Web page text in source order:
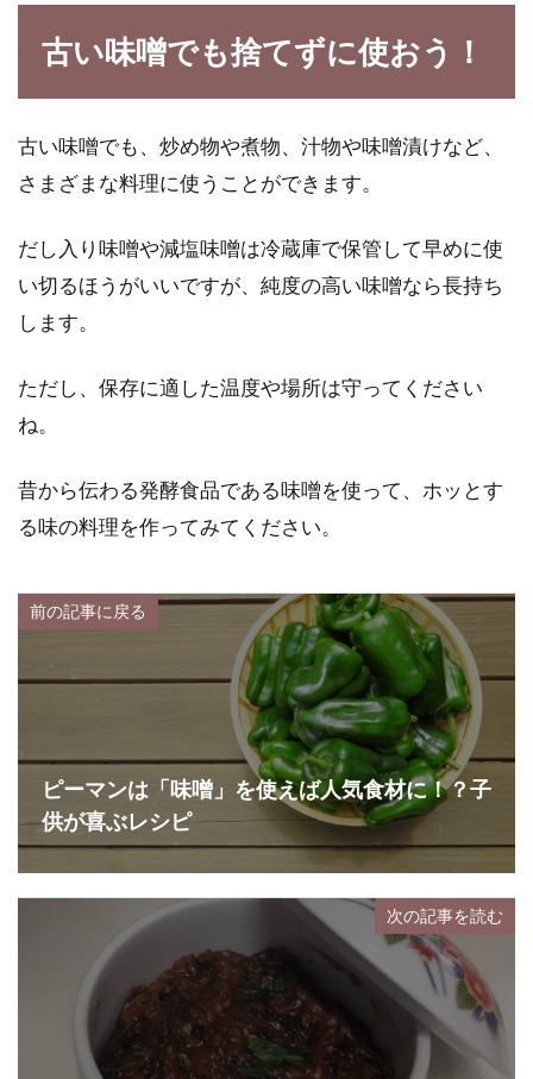
古い味噌でも捨てずに使おう！
古い味噌でも、炒め物や煮物、汁物や味噌漬けなど、
さまざまな料理に使うことができます。
だし入り味噌や減塩味噌は冷蔵庫で保管して早めに使
い切るほうがいいですが、純度の高い味噌なら長持ち
します。
ただし、保存に適した温度や場所は守ってください
ね。
昔から伝わる発酵食品である味噌を使って、ホッとす
る味の料理を作ってみてください。
前の記事に戻る
ピーマンは「味噌」を使えば人気食材に！？子
供が喜ぶレシピ
次の記事を読む